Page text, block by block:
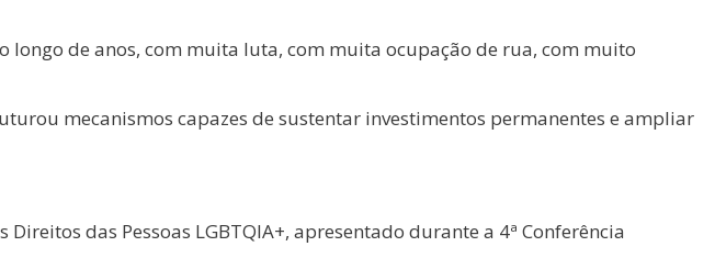
longo de anos, com muita luta, com muita ocupação de rua, com muito
mecanismos capazes de sustentar investimentos permanentes e ampliar
das Pessoas LGBTQIA+, apresentado durante a 4ª Conferência